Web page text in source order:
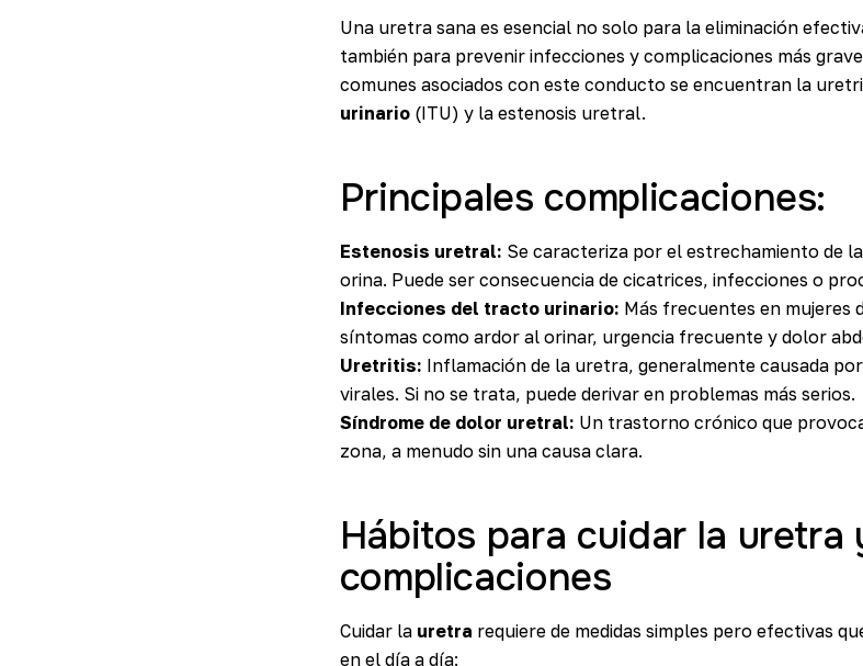
Una uretra sana es esencial no solo para la eliminación
también para prevenir infecciones y complicaciones más
comunes asociados con este conducto se encuentran la
urinario(ITU) y la estenosis uretral.
Principales complicaciones:
Estenosis uretral: Se caracteriza por el estrechamiento de
orina. Puede ser consecuencia de cicatrices, infecciones o
Infecciones del tracto urinario: Más frecuentes en mujeres
síntomas como ardor al orinar, urgencia frecuente y dolor
Uretritis: Inflamación de la uretra, generalmente causada
virales. Si no se trata, puede derivar en problemas más serios.
Síndrome de dolor uretral: Un trastorno crónico que
zona, a menudo sin una causa clara.
Hábitos para cuidar la uretra
complicaciones
Cuidar la uretra requiere de medidas simples pero efectivas
en el día a día: